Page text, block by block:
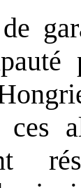
ces